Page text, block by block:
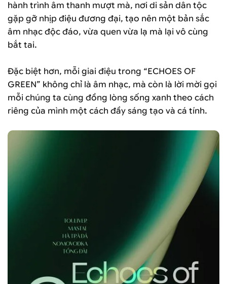
hành trình âm thanh mượt mà, nơi di sản dân tộc
gặp gỡ nhịp điệu đương đại, tạo nên một bản sắc
âm nhạc độc đáo, vừa quen vừa lạ mà lại vô cùng
bắt tai.
Đặc biệt hơn, mỗi giai điệu trong “ECHOES OF
GREEN” không chỉ là âm nhạc, mà còn là lời mời gọi
mỗi chúng ta cùng đồng lòng sống xanh theo cách
riêng của mình một cách đầy sáng tạo và cá tính.